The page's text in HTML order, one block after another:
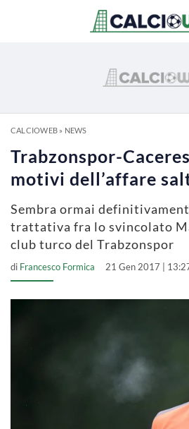
CALCIOWEB» NEWS
Trabzonspor-
motivi dell’affare
Sembra ormai
trattativa fra lo svincolato
club turco del Trabzonspor
di Francesco Formica 21 Gen 2017 |